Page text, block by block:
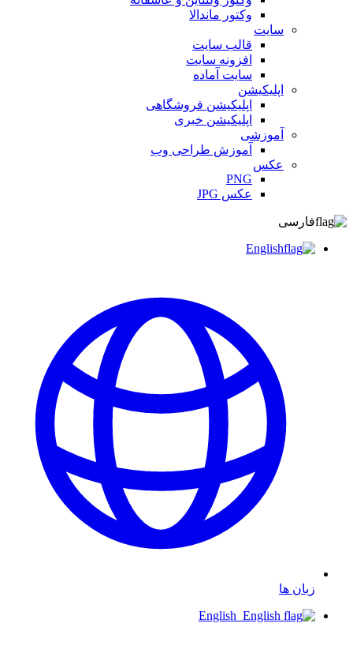
وکتور ماندالا
سایت
قالب سایت
افزونه سایت
سایت آماده
اپلیکیشن
اپلیکیشن فروشگاهی
اپلیکیشن خبری
آموزشی
آموزش طراحی وب
عکس
PNG
عکس JPG
فارسی
English
زبان ها
English